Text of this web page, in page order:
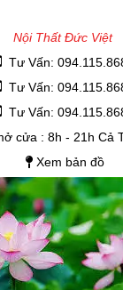
Nội Thất Đức Việt
Tư Vấn:
Tư Vấn:
Tư Vấn:
cửa : 8h - 21h Cả
Xem bản đồ